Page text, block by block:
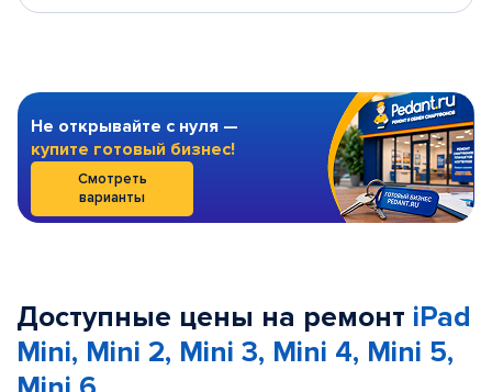
Не открывайте с нуля —
купите готовый бизнес!
Смотреть
варианты
Доступные цены на ремонт iPad
Mini, Mini 2, Mini 3, Mini 4, Mini 5,